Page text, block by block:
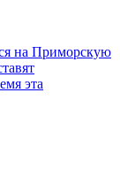
на Приморскую
эта